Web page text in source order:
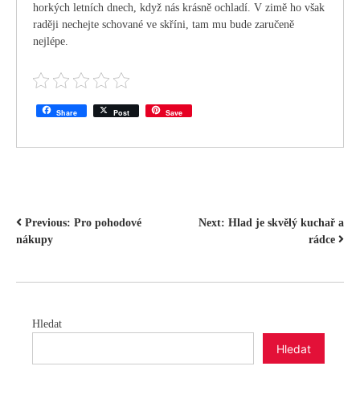
horkých letních dnech, když nás krásně ochladí. V zimě ho však
raději nechejte schované ve skříni, tam mu bude zaručeně
nejlépe.
Share Post Save
NAVIGACE
PRO
Previous: Pro pohodové
nákupy
Next: Hlad je skvělý kuchař a
rádce
Hledat
Hledat